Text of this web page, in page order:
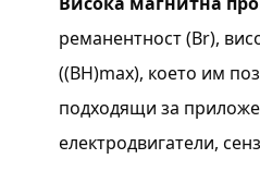
реманентност (Br),
((BH)max), което им
подходящи за
електродвигатели,